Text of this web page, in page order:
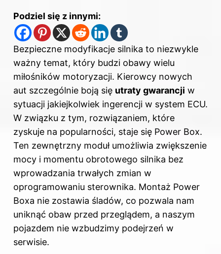
Podziel się z innymi:
Bezpieczne modyfikacje silnika to niezwykle
ważny temat, który budzi obawy wielu
miłośników motoryzacji. Kierowcy nowych
aut szczególnie boją się utraty gwarancji w
sytuacji jakiejkolwiek ingerencji w system ECU.
W związku z tym, rozwiązaniem, które
zyskuje na popularności, staje się Power Box.
Ten zewnętrzny moduł umożliwia zwiększenie
mocy i momentu obrotowego silnika bez
wprowadzania trwałych zmian w
oprogramowaniu sterownika. Montaż Power
Boxa nie zostawia śladów, co pozwala nam
uniknąć obaw przed przeglądem, a naszym
pojazdem nie wzbudzimy podejrzeń w
serwisie.